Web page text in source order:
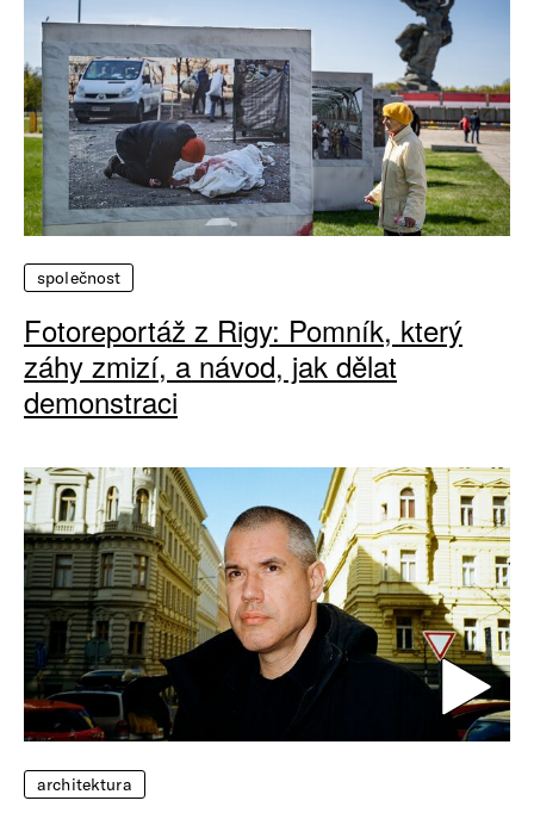
společnost
Fotoreportáž z Rigy: Pomník, který
záhy zmizí, a návod, jak dělat
demonstraci
architektura